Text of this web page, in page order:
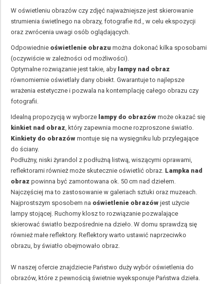
W oświetleniu obrazów czy zdjęć najważniejsze jest skierowanie
strumienia świetlnego na obrazy, fotografie itd., w celu ekspozycji
oraz zwrócenia uwagi osób oglądających.
Odpowiednie oświetlenie obrazu można dokonać kilka sposobami
(oczywiście w zależności od możliwości).
Optymalne rozwiązanie jest takie, aby ampy nad obraz
równomiernie oświetlały dany obiekt. Gwarantuje to najlepsze
wrażenia estetyczne i pozwala na kontemplację całego obrazu czy
fotografii.
Idealną propozycją w wyborze lampy do obrazów może okazać się
kinkiet nad obraz , który zapewnia mocne rozproszone światło.
Kinkiety do obrazów montuje się na wysięgniku lub przylegające
do ściany.
Podłużny, niski żyrandol z podłużną listwą, wiszącymi oprawami,
reflektorami również może skutecznie oświetlić obraz. Lampka nad
obraz powinna być zamontowana ok. 50 cm nad dziełem.
Najczęściej ma to zastosowanie w galeriach sztuki oraz muzeach.
Najprostszym sposobem na oświetlenie obrazów jest użycie
lampy stojącej. Ruchomy klosz to rozwiązanie pozwalające
skierować światło bezpośrednie na dzieło. W domu sprawdzą się
również małe reflektory. Reflektory warto ustawić naprzeciwko
obrazu, by światło obejmowało obraz.
W naszej ofercie znajdziecie Państwo duży wybór oświetlenia do
obrazów, które z pewnością świetnie wyeksponuje Państwa dzieła.